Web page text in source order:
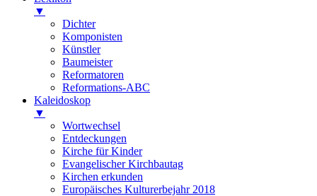
▼
Dichter
Komponisten
Künstler
Baumeister
Reformatoren
Reformations-ABC
Kaleidoskop
▼
Wortwechsel
Entdeckungen
Kirche für Kinder
Evangelischer Kirchbautag
Kirchen erkunden
Europäisches Kulturerbejahr 2018